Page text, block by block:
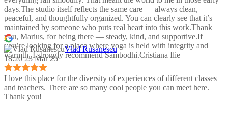
days.The studio itself reflects the same care — always clean,
peaceful, and thoughtfully organized. You can clearly see that it’s
maintained by someone who puts real heart into this work.Thank
you, Marius, for being there — steady, kind, and supportive.If
you’re looking for a place where yoga is held with integrity and
warmth, I strongly recommend Sambodhi.Cristiana Ilie
Vlad Rusanescu
18:20 23 Mar 25
I love this place for the diversity of experiences of different classes
and teachers. There are so many cool people you can meet here.
Thank you!